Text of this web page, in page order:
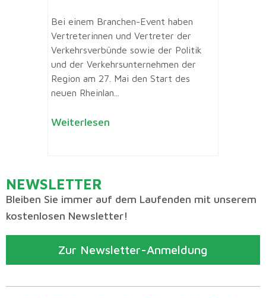
Bei einem Branchen-Event haben
Vertreterinnen und Vertreter der
Verkehrsverbünde sowie der Politik
und der Verkehrsunternehmen der
Region am 27. Mai den Start des
neuen Rheinlan...
Weiterlesen
NEWSLETTER
Bleiben Sie immer auf dem Laufenden mit unserem
kostenlosen Newsletter!
Zur Newsletter-Anmeldung